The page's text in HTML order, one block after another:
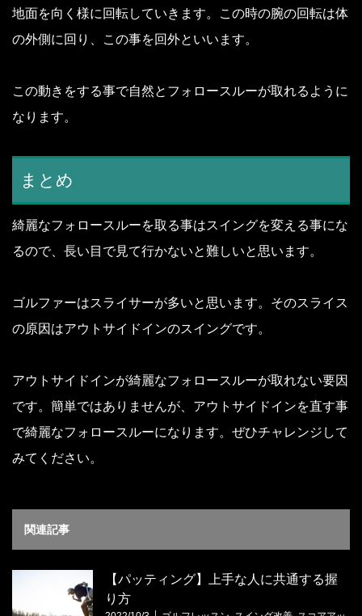
地面を向く様に回転していきます。
この時の腕の回転は体
の外側に回り、この事を回外といいます。
この動きをする事で自然とフォロースルーが取れるように
なります。
まとめ
綺麗なフォロースルーを取る事はスイングを変える事にな
るので、長い目で見て行かないと難しいと思います。
ゴルファーはスライサーが多いと思います。 そのスライス
の原因はアウトサイドインのスイングです。
アウトサイドインが綺麗なフォロースルーが取れない要因
です。 簡単ではありませんが、アウトサイドインを直す事
で綺麗なフォロースルーになります。ぜひチャレンジして
みてください。
関連記事
【パッティング】上手な人に共通する握
り方